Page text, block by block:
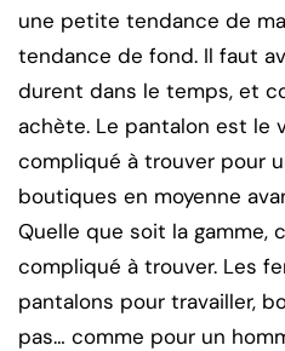
une petite tendance de
tendance de fond. Il faut
durent dans le temps, et
achète. Le pantalon est le
compliqué à trouver pour
boutiques en moyenne
Quelle que soit la gamme,
compliqué à trouver. Les
pantalons pour travailler,
pas… comme pour un